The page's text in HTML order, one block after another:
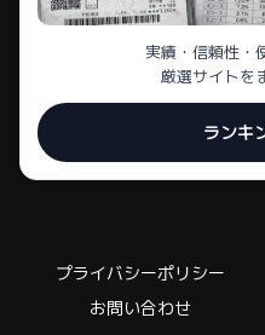
実績・信頼性・
厳選サイトを
ランキ
プライバシーポリシー
お問い合わせ